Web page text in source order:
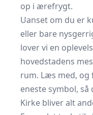
op i ærefrygt.
Uanset om du er
eller bare
lover vi en
hovedstadens
rum. Læs med,
eneste symbol,
Kirke bliver alt